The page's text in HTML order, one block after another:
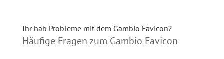
Ihr hab Probleme mit dem Gambio Favicon?
Häufige Fragen zum Gambio Favicon